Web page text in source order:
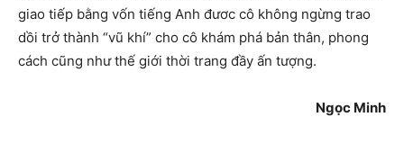
giao tiếp bằng vốn tiếng Anh đươc cô không ngừng trao
dồi trở thành “vũ khí” cho cô khám phá bản thân, phong
cách cũng như thế giới thời trang đầy ấn tượng.
Ngọc Minh